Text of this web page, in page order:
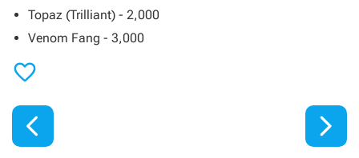
Topaz (Trilliant) - 2,000
Venom Fang - 3,000

 